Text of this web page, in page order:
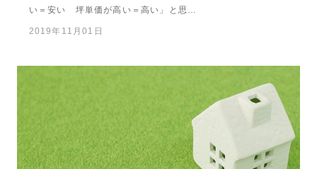
い＝安い 坪単価が高い＝高い」と思…
2019年11月01日